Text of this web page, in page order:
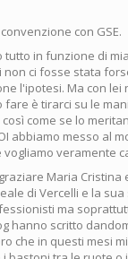
con GSE.
tutto in funzione di
non ci fosse stata
l'ipotesi. Ma con lei
fare è tirarci su le
come se lo
abbiamo messo al
veramente
Maria Cristina
di Vercelli e la
ma
hanno scritto
che in questi mesi